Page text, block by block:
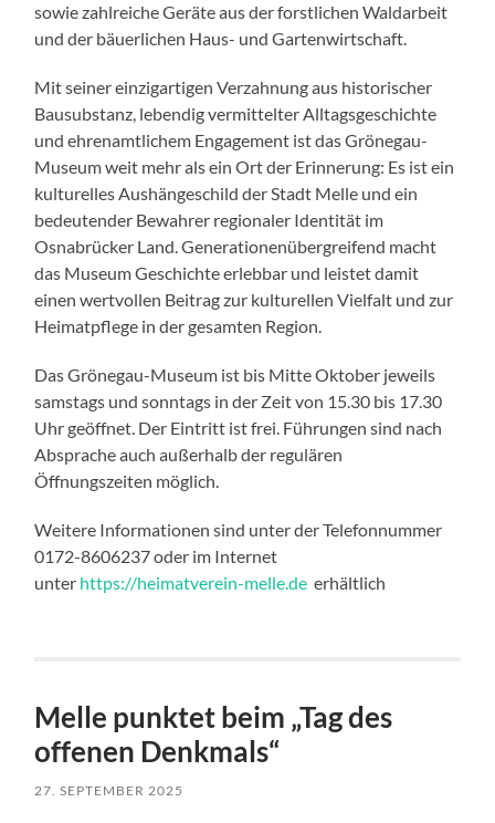
sowie zahlreiche Geräte aus der forstlichen Waldarbeit
und der bäuerlichen Haus- und Gartenwirtschaft.
Mit seiner einzigartigen Verzahnung aus historischer
Bausubstanz, lebendig vermittelter Alltagsgeschichte
und ehrenamtlichem Engagement ist das Grönegau-
Museum weit mehr als ein Ort der Erinnerung: Es ist ein
kulturelles Aushängeschild der Stadt Melle und ein
bedeutender Bewahrer regionaler Identität im
Osnabrücker Land. Generationenübergreifend macht
das Museum Geschichte erlebbar und leistet damit
einen wertvollen Beitrag zur kulturellen Vielfalt und zur
Heimatpflege in der gesamten Region.
Das Grönegau-Museum ist bis Mitte Oktober jeweils
samstags und sonntags in der Zeit von 15.30 bis 17.30
Uhr geöffnet. Der Eintritt ist frei. Führungen sind nach
Absprache auch außerhalb der regulären
Öffnungszeiten möglich.
Weitere Informationen sind unter der Telefonnummer
0172-8606237 oder im Internet
unter https://heimatverein-melle.de erhältlich
Melle punktet beim „Tag des
offenen Denkmals“
27. SEPTEMBER 2025